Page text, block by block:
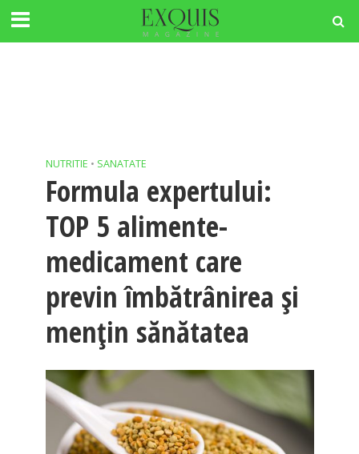
NUTRITIE • SANATATE
Formula expertului:
TOP 5 alimente-
medicament care
previn îmbătrânirea și
mențin sănătatea